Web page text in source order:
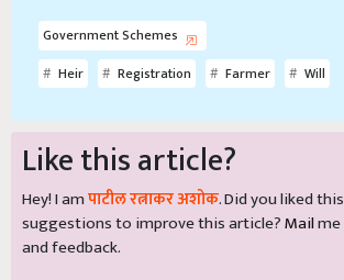
Government Schemes
Heir
Registration Farmer Will
Like this article?
Hey! I amपाटील रत्नाकर अशोक. Did you liked
suggestions to improve this article?Mail
and feedback.